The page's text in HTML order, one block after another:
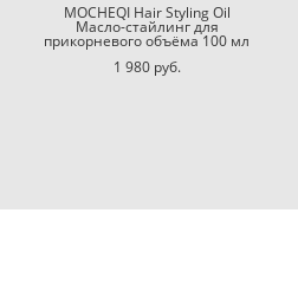
MOCHEQI Hair Styling Oil
Масло-стайлинг для
прикорневого объёма 100 мл
1 980 pуб.